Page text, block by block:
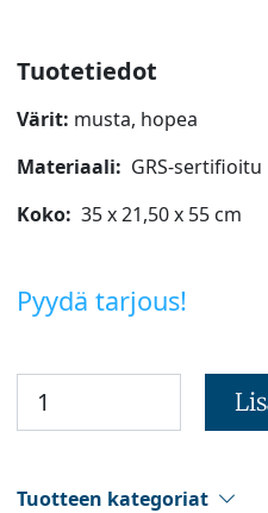
Tuotetiedot
Värit: musta, hopea
Materiaali: GRS-sertifioitu
Koko: 35 x 21,50 x 55 cm
Pyydä tarjous!
Tuotteen kategoriat